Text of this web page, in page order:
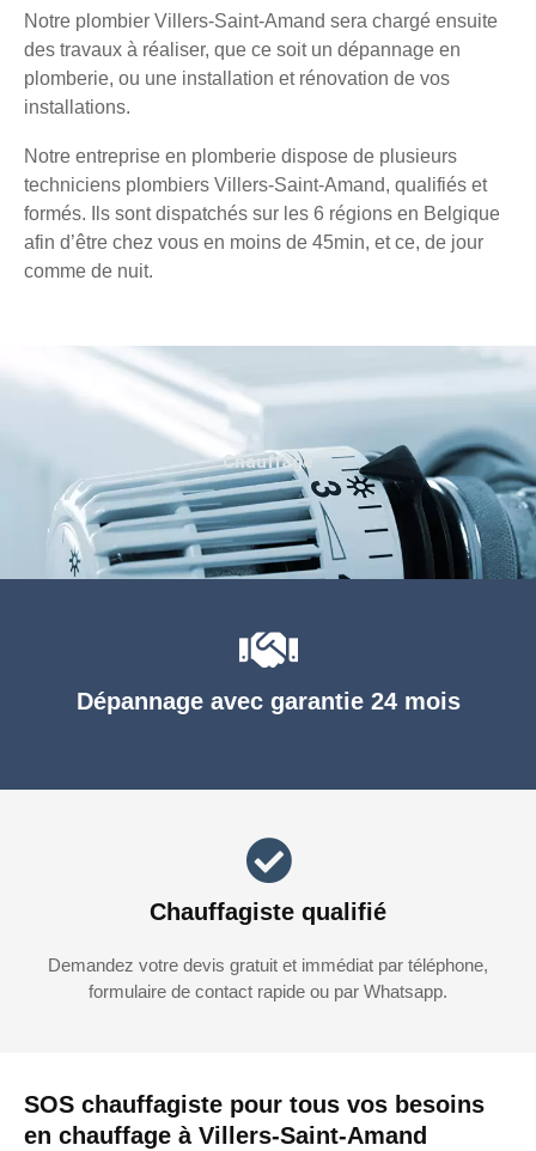
Notre plombier Villers-Saint-Amand sera chargé ensuite
des travaux à réaliser, que ce soit un dépannage en
plomberie, ou une installation et rénovation de vos
installations.
Notre entreprise en plomberie dispose de plusieurs
techniciens plombiers Villers-Saint-Amand, qualifiés et
formés. Ils sont dispatchés sur les 6 régions en Belgique
afin d’être chez vous en moins de 45min, et ce, de jour
comme de nuit.
SOS chauffagiste pour tous vos besoins
en chauffage à Villers-Saint-Amand
Dépannage avec garantie 24 mois
Chauffagiste qualifié
Demandez votre devis gratuit et immédiat par téléphone,
formulaire de contact rapide ou par Whatsapp.
Chauffage